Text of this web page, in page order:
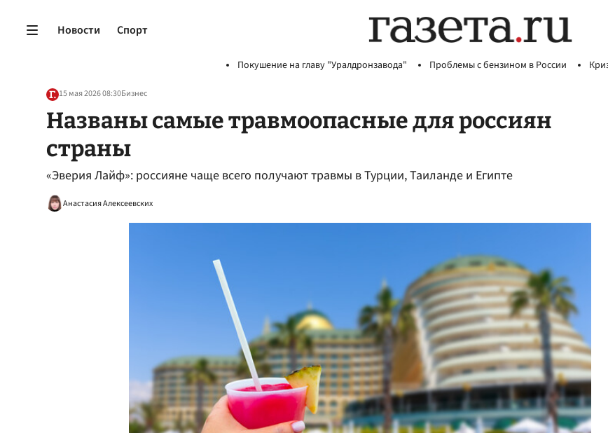
Новости Спорт
Покушение на главу "Уралдронзавода" Проблемы с бензином в России
15 мая 2026 08:30Бизнес
Названы самые травмоопасные для россиян
страны
«Эверия Лайф»: россияне чаще всего получают травмы в Турции, Таиланде и Египте
Анастасия Алексеевских